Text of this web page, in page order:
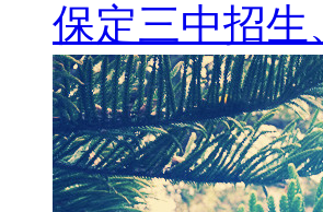
保定三中招